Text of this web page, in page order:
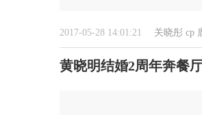
2017-05-28 14:01:21 关晓彤 cp
黄晓明结婚2周年奔餐